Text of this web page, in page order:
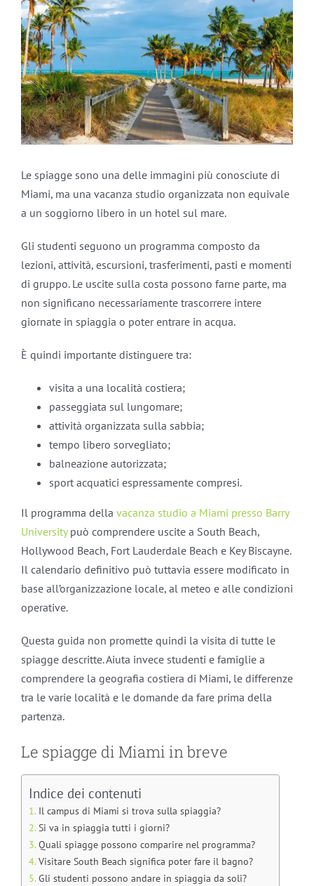
Le spiagge sono una delle immagini più conosciute di
Miami, ma una vacanza studio organizzata non equivale
a un soggiorno libero in un hotel sul mare.
Gli studenti seguono un programma composto da
lezioni, attività, escursioni, trasferimenti, pasti e momenti
di gruppo. Le uscite sulla costa possono farne parte, ma
non significano necessariamente trascorrere intere
giornate in spiaggia o poter entrare in acqua.
È quindi importante distinguere tra:
visita a una località costiera;
passeggiata sul lungomare;
attività organizzata sulla sabbia;
tempo libero sorvegliato;
balneazione autorizzata;
sport acquatici espressamente compresi.
Il programma della vacanza studio a Miami presso Barry
Universitypuò comprendere uscite a South Beach,
Hollywood Beach, Fort Lauderdale Beach e Key Biscayne.
Il calendario definitivo può tuttavia essere modificato in
base all’organizzazione locale, al meteo e alle condizioni
operative.
Questa guida non promette quindi la visita di tutte le
spiagge descritte. Aiuta invece studenti e famiglie a
comprendere la geografia costiera di Miami, le differenze
tra le varie località e le domande da fare prima della
partenza.
Le spiagge di Miami in breve
Indice dei contenuti
Il campus di Miami si trova sulla spiaggia?
Si va in spiaggia tutti i giorni?
Quali spiagge possono comparire nel programma?
Visitare South Beach significa poter fare il bagno?
Gli studenti possono andare in spiaggia da soli?